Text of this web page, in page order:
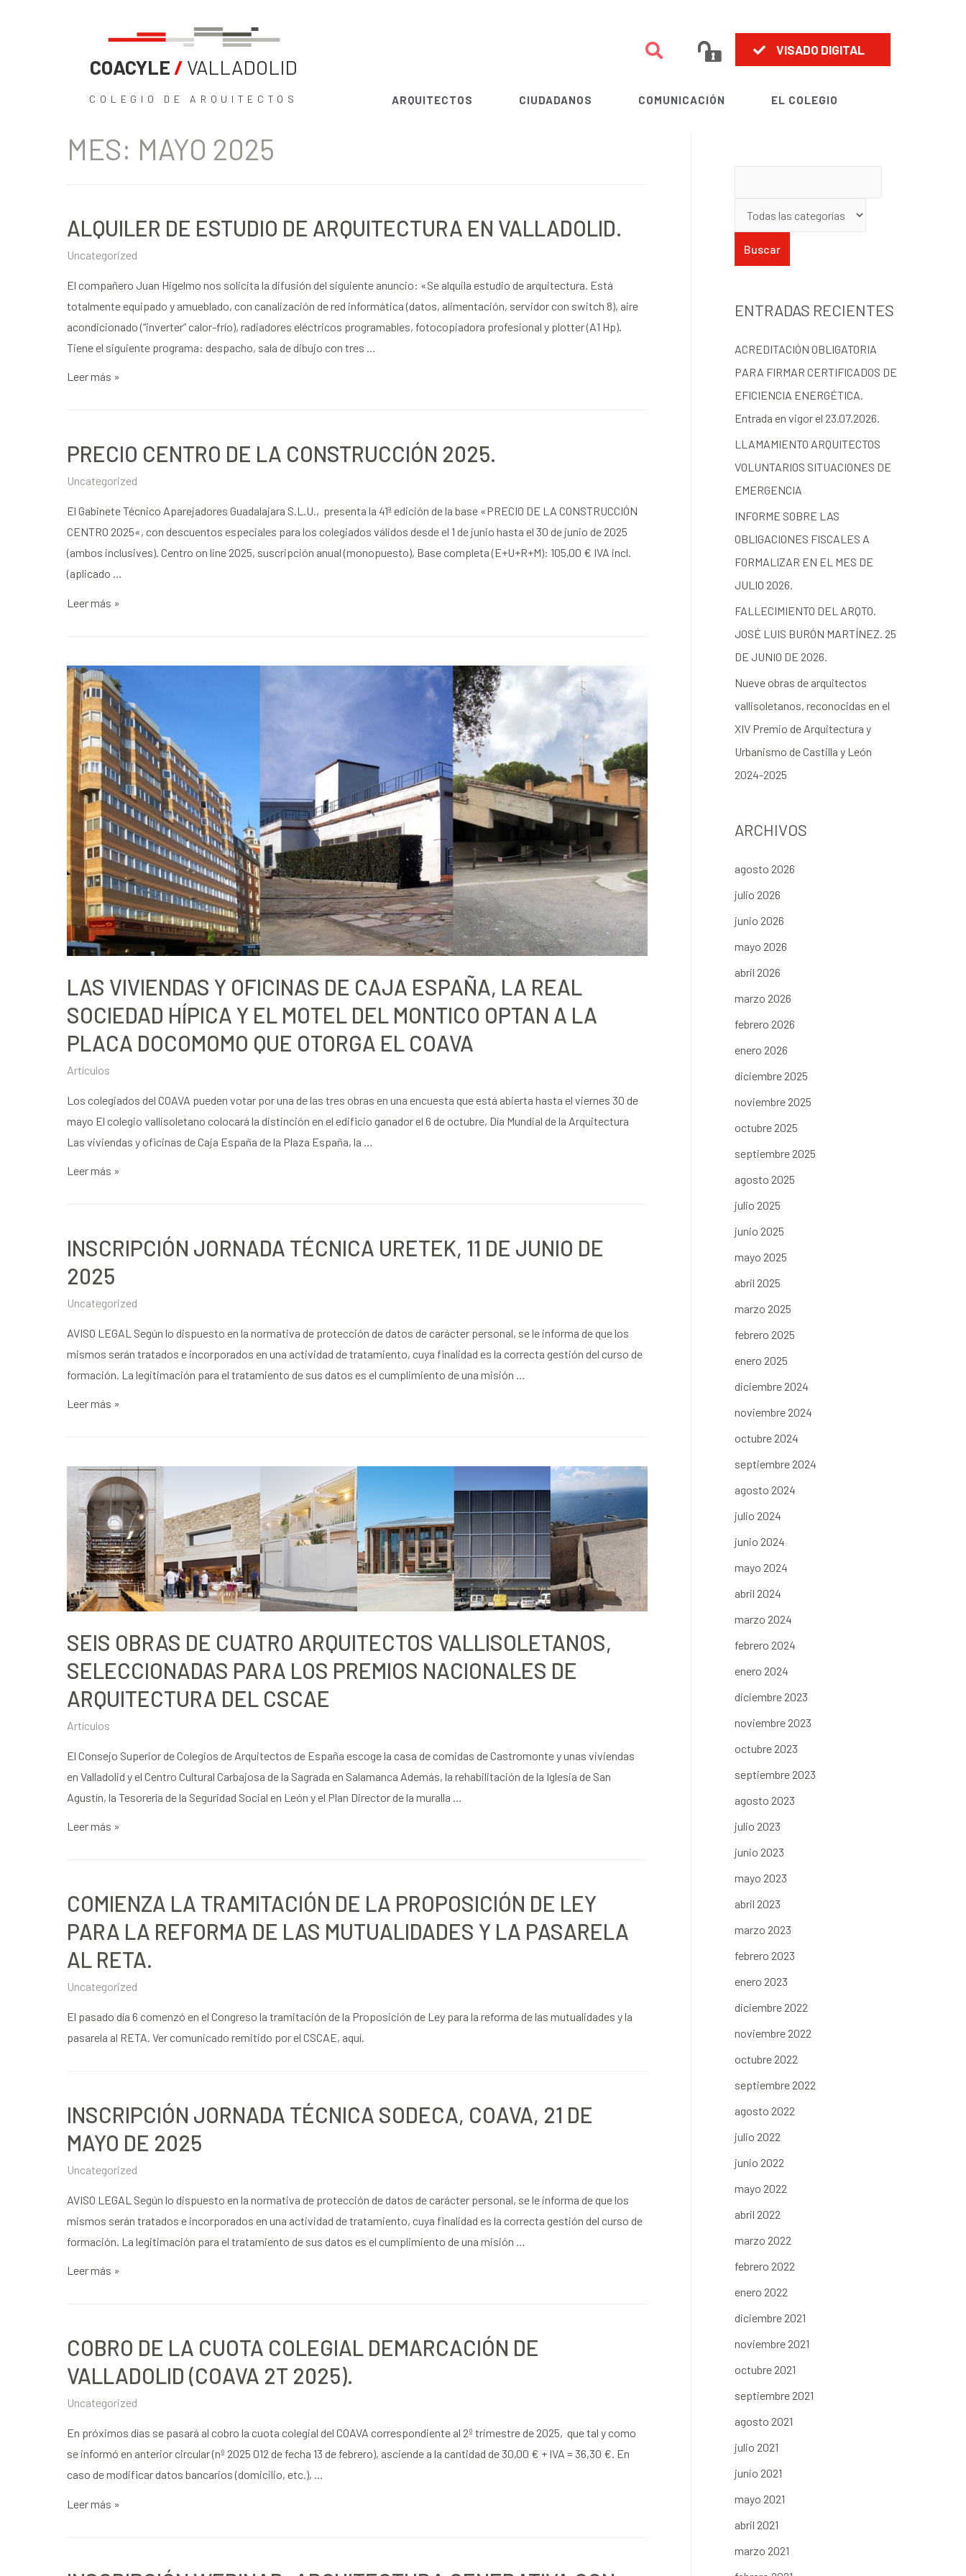
COACYLE / VALLADOLID
COLEGIO DE ARQUITECTOS
VISADO DIGITAL
ARQUITECTOS CIUDADANOS COMUNICACIÓN EL COLEGIO
MES: MAYO 2025
ALQUILER DE ESTUDIO DE ARQUITECTURA EN VALLADOLID.
Uncategorized
El compañero Juan Higelmo nos solicita la difusión del siguiente anuncio: «Se alquila estudio de arquitectura. Está
totalmente equipado y amueblado, con canalización de red informática (datos, alimentación, servidor con switch 8), aire
acondicionado (“inverter” calor-frío), radiadores eléctricos programables, fotocopiadora profesional y plotter (A1 Hp).
Tiene el siguiente programa: despacho, sala de dibujo con tres …
Leer más »
PRECIO CENTRO DE LA CONSTRUCCIÓN 2025.
Uncategorized
El Gabinete Técnico Aparejadores Guadalajara S.L.U., presenta la 41ª edición de la base «PRECIO DE LA CONSTRUCCIÓN
CENTRO 2025«, con descuentos especiales para los colegiados válidos desde el 1 de junio hasta el 30 de junio de 2025
(ambos inclusives). Centro on line 2025, suscripción anual (monopuesto), Base completa (E+U+R+M): 105,00 € IVA incl.
(aplicado …
Leer más »
LAS VIVIENDAS Y OFICINAS DE CAJA ESPAÑA, LA REAL
SOCIEDAD HÍPICA Y EL MOTEL DEL MONTICO OPTAN A LA
PLACA DOCOMOMO QUE OTORGA EL COAVA
Artículos
Los colegiados del COAVA pueden votar por una de las tres obras en una encuesta que está abierta hasta el viernes 30 de
mayo El colegio vallisoletano colocará la distinción en el edificio ganador el 6 de octubre, Día Mundial de la Arquitectura
Las viviendas y oficinas de Caja España de la Plaza España, la …
Leer más »
INSCRIPCIÓN JORNADA TÉCNICA URETEK, 11 DE JUNIO DE
2025
Uncategorized
AVISO LEGAL Según lo dispuesto en la normativa de protección de datos de carácter personal, se le informa de que los
mismos serán tratados e incorporados en una actividad de tratamiento, cuya finalidad es la correcta gestión del curso de
formación. La legitimación para el tratamiento de sus datos es el cumplimiento de una misión …
Leer más »
SEIS OBRAS DE CUATRO ARQUITECTOS VALLISOLETANOS,
SELECCIONADAS PARA LOS PREMIOS NACIONALES DE
ARQUITECTURA DEL CSCAE
Artículos
El Consejo Superior de Colegios de Arquitectos de España escoge la casa de comidas de Castromonte y unas viviendas
en Valladolid y el Centro Cultural Carbajosa de la Sagrada en Salamanca Además, la rehabilitación de la Iglesia de San
Agustín, la Tesorería de la Seguridad Social en León y el Plan Director de la muralla …
Leer más »
COMIENZA LA TRAMITACIÓN DE LA PROPOSICIÓN DE LEY
PARA LA REFORMA DE LAS MUTUALIDADES Y LA PASARELA
AL RETA.
Uncategorized
El pasado día 6 comenzó en el Congreso la tramitación de la Proposición de Ley para la reforma de las mutualidades y la
pasarela al RETA. Ver comunicado remitido por el CSCAE, aquí.
INSCRIPCIÓN JORNADA TÉCNICA SODECA, COAVA, 21 DE
MAYO DE 2025
Uncategorized
AVISO LEGAL Según lo dispuesto en la normativa de protección de datos de carácter personal, se le informa de que los
mismos serán tratados e incorporados en una actividad de tratamiento, cuya finalidad es la correcta gestión del curso de
formación. La legitimación para el tratamiento de sus datos es el cumplimiento de una misión …
Leer más »
COBRO DE LA CUOTA COLEGIAL DEMARCACIÓN DE
VALLADOLID (COAVA 2T 2025).
Uncategorized
En próximos días se pasará al cobro la cuota colegial del COAVA correspondiente al 2º trimestre de 2025, que tal y como
se informó en anterior circular (nº 2025 012 de fecha 13 de febrero), asciende a la cantidad de 30,00 € + IVA = 36,30 €. En
caso de modificar datos bancarios (domicilio, etc.), …
Leer más »
ENTRADAS RECIENTES
ACREDITACIÓN OBLIGATORIA
PARA FIRMAR CERTIFICADOS DE
EFICIENCIA ENERGÉTICA.
Entrada en vigor el 23.07.2026.
LLAMAMIENTO ARQUITECTOS
VOLUNTARIOS SITUACIONES DE
EMERGENCIA
INFORME SOBRE LAS
OBLIGACIONES FISCALES A
FORMALIZAR EN EL MES DE
JULIO 2026.
FALLECIMIENTO DEL ARQTO.
JOSÉ LUIS BURÓN MARTÍNEZ. 25
DE JUNIO DE 2026.
Nueve obras de arquitectos
vallisoletanos, reconocidas en el
XIV Premio de Arquitectura y
Urbanismo de Castilla y León
2024-2025
ARCHIVOS
agosto 2026
julio 2026
junio 2026
mayo 2026
abril 2026
marzo 2026
febrero 2026
enero 2026
diciembre 2025
noviembre 2025
octubre 2025
septiembre 2025
agosto 2025
julio 2025
junio 2025
mayo 2025
abril 2025
marzo 2025
febrero 2025
enero 2025
diciembre 2024
noviembre 2024
octubre 2024
septiembre 2024
agosto 2024
julio 2024
junio 2024
mayo 2024
abril 2024
marzo 2024
febrero 2024
enero 2024
diciembre 2023
noviembre 2023
octubre 2023
septiembre 2023
agosto 2023
julio 2023
junio 2023
mayo 2023
abril 2023
marzo 2023
febrero 2023
enero 2023
diciembre 2022
noviembre 2022
octubre 2022
septiembre 2022
agosto 2022
julio 2022
junio 2022
mayo 2022
abril 2022
marzo 2022
febrero 2022
enero 2022
diciembre 2021
noviembre 2021
octubre 2021
septiembre 2021
agosto 2021
julio 2021
junio 2021
mayo 2021
abril 2021
marzo 2021